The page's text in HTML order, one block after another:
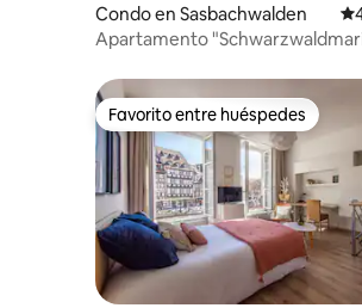
Condo en Sasbachwalden
Apartamento
Favorito entre huéspedes
Favorito entre huéspedes